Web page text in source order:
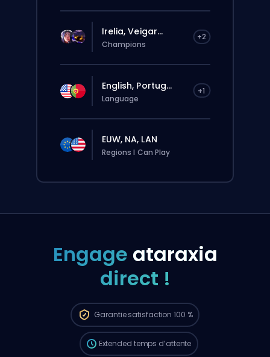
Irelia, Veigar... +2
Champions
English, Portug... +1
Language
EUW, NA, LAN
Regions I Can Play
Engage ataraxia
direct !
Garantiesatisfaction 100 %
La commande sera automatiquement
attribuée à ce booster, donc le temps
passais une commande classique via le
site.
Extended temps d’attente